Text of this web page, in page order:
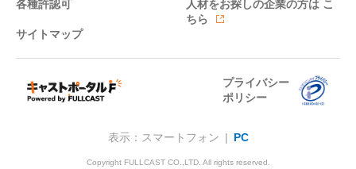
各種許認可 人材をお探しの企業の方は こ
ちら
サイトマップ
プライバシー
ポリシー
表示：スマートフォン | PC
Copyright FULLCAST CO.,LTD. All rights reserved.